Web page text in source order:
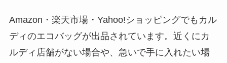
Amazon・楽天市場・Yahoo!ショッピングでもカル
ディのエコバッグが出品されています。近くにカ
ルディ店舗がない場合や、急いで手に入れたい場